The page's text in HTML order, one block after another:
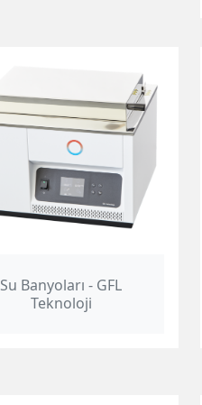
Su Banyoları - GFL
Teknoloji